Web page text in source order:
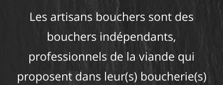
Les artisans bouchers sont des
bouchers indépendants,
professionnels de la viande qui
proposent dans leur(s) boucherie(s)